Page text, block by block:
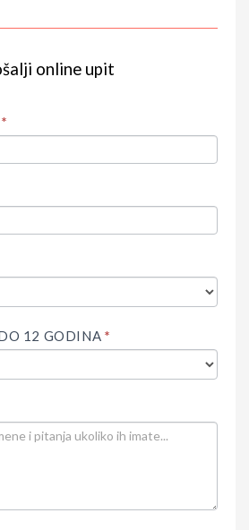
online upit
*
12 GODINA *